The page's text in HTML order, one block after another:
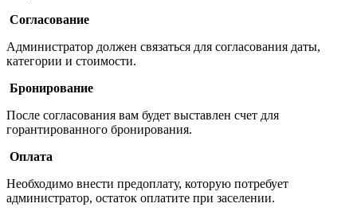
Согласование
Администратор должен связаться для согласования даты,
категории и стоимости.
Бронирование
После согласования вам будет выставлен счет для
горантированного бронирования.
Оплата
Необходимо внести предоплату, которую потребует
администратор, остаток оплатите при заселении.